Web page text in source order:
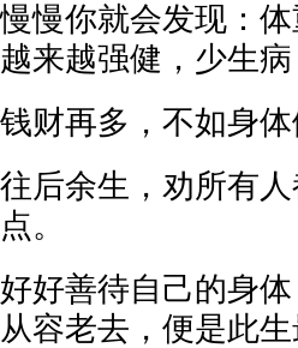
慢慢你就会发现：
越来越强健，少生病
钱财再多，不如身
往后余生，劝所有
点。
好好善待自己的身
从容老去，便是此生